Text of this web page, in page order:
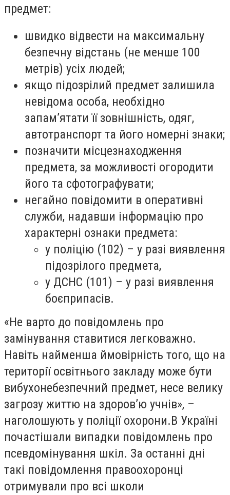
предмет:
швидко відвести на максимальну
безпечну відстань (не менше 100
метрів) усіх людей;
якщо підозрілий предмет залишила
невідома особа, необхідно
запам’ятати її зовнішність, одяг,
автотранспорт та його номерні знаки;
позначити місцезнаходження
предмета, за можливості огородити
його та сфотографувати;
негайно повідомити в оперативні
служби, надавши інформацію про
характерні ознаки предмета:
у поліцію (102) – у разі виявлення
підозрілого предмета,
у ДСНС (101) – у разі виявлення
боєприпасів.
«Не варто до повідомлень про
замінування ставитися легковажно.
Навіть найменша ймовірність того, що на
території освітнього закладу може бути
вибухонебезпечний предмет, несе велику
загрозу життю на здоров’ю учнів», –
наголошують у поліції охорони.В Україні
почастішали випадки повідомлень про
псевдомінування шкіл. За останні дні
такі повідомлення правоохоронці
отримували про всі школи